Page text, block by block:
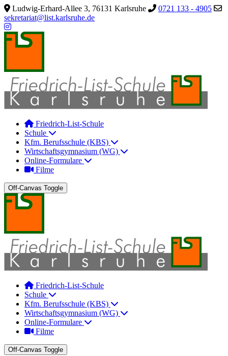
Ludwig-Erhard-Allee 3, 76131 Karlsruhe
0721 133 - 4905
sekretariat@list.karlsruhe.de
Friedrich-List-Schule
Schule
Kfm. Berufsschule (KBS)
Wirtschaftsgymnasium (WG)
Online-Formulare
Filme
Off-Canvas Toggle
Friedrich-List-Schule
Schule
Kfm. Berufsschule (KBS)
Wirtschaftsgymnasium (WG)
Online-Formulare
Filme
Off-Canvas Toggle